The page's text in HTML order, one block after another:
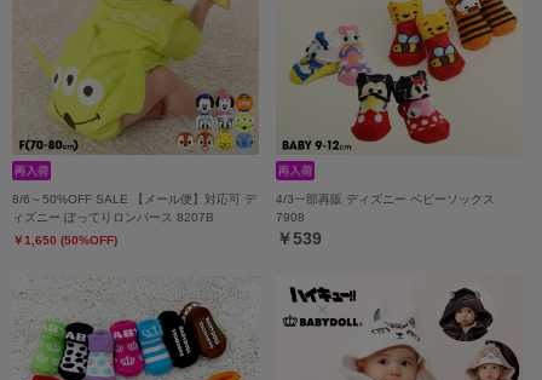
8/6～50%OFF SALE 【メール便】対応可 デ
ィズニー ぽってりロンパース 8207B
￥1,650 (50%OFF)
4/3一部再販 ディズニー ベビーソックス
7908
￥539